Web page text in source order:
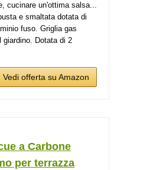
cucinare un'ottima salsa...
e smaltata dotata di
fuso. Griglia gas
giardino. Dotata di 2
Vedi offerta su Amazon
a Carbone
per terrazza